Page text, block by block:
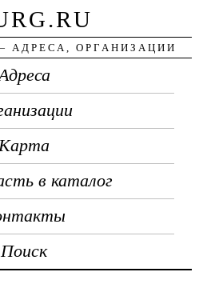
АДРЕСА, ОРГАНИЗАЦИИ
Карта
в каталог
Поиск